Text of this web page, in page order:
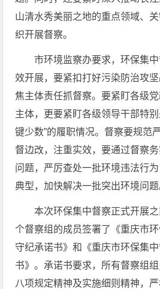
山清水秀美丽之地的重点领域、
织开展督察。
市环境监察办要求，环保集
效开展，要紧扣打好污染防治攻
焦主体责任抓督察。要紧盯各级
主体，更要紧盯各级领导干部特
键少数”的履职情况。督察要规范
督边改，注重实效，要通过督察
问题，严厉查处一批环境违法行
典型，加快解决一批突出环境问题
本次环保集中督察正式开展
个督察组的成员签署了《重庆市
守纪承诺书》和《重庆市环保集
书》。承诺书要求，所有督察组
八项规定精神及实施细则精神，